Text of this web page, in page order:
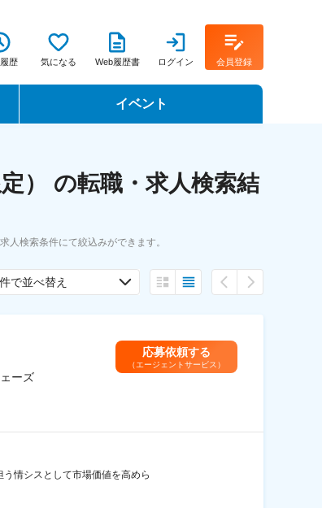
歴 気になる Web履歴書 ログイン 会員登録
イベント
転職フェア
） の転職・求人検索結
人検索条件にて絞込みができます。
で並べ替え
ーズ
応募依頼する
（エージェントサービス）
情シスとして市場価値を高めら